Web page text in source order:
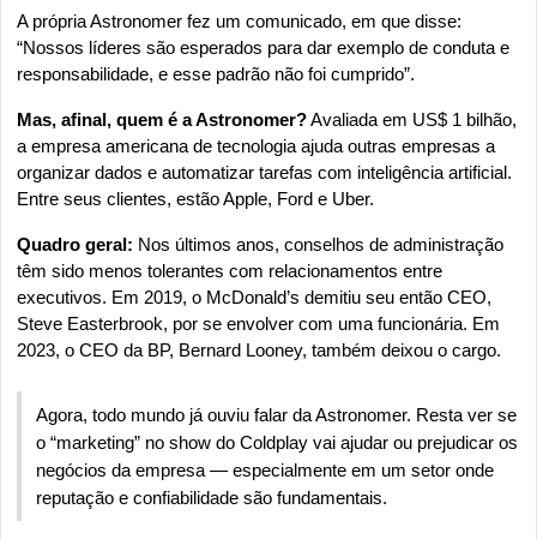
A própria Astronomer fez um comunicado, em que disse:
“Nossos líderes são esperados para dar exemplo de conduta e
responsabilidade, e esse padrão não foi cumprido”.
Mas, afinal, quem é a Astronomer? Avaliada em US$ 1 bilhão,
a empresa americana de tecnologia ajuda outras empresas a
organizar dados e automatizar tarefas com inteligência artificial.
Entre seus clientes, estão Apple, Ford e Uber.
Quadro geral: Nos últimos anos, conselhos de administração
têm sido menos tolerantes com relacionamentos entre
executivos. Em 2019, o McDonald’s demitiu seu então CEO,
Steve Easterbrook, por se envolver com uma funcionária. Em
2023, o CEO da BP, Bernard Looney, também deixou o cargo.
Agora, todo mundo já ouviu falar da Astronomer. Resta ver se
o “marketing” no show do Coldplay vai ajudar ou prejudicar os
negócios da empresa — especialmente em um setor onde
reputação e confiabilidade são fundamentais.